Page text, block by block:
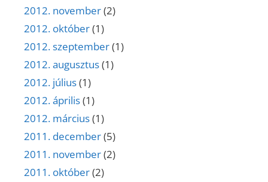
2012. november(2)
2012. október(1)
2012. szeptember(1)
2012. augusztus(1)
2012. július(1)
2012. április(1)
2012. március(1)
2011. december(5)
2011. november(2)
2011. október(2)